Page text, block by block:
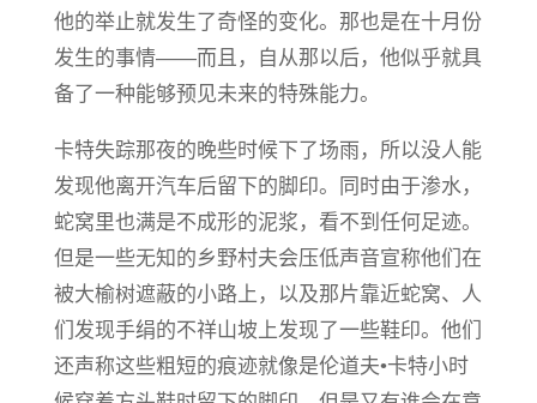
他的举止就发生了奇怪的变化。那也是在十月份
发生的事情——而且，自从那以后，他似乎就具
备了一种能够预见未来的特殊能力。
卡特失踪那夜的晚些时候下了场雨，所以没人能
发现他离开汽车后留下的脚印。同时由于渗水，
蛇窝里也满是不成形的泥浆，看不到任何足迹。
但是一些无知的乡野村夫会压低声音宣称他们在
被大榆树遮蔽的小路上，以及那片靠近蛇窝、人
们发现手绢的不祥山坡上发现了一些鞋印。他们
还声称这些粗短的痕迹就像是伦道夫•卡特小时